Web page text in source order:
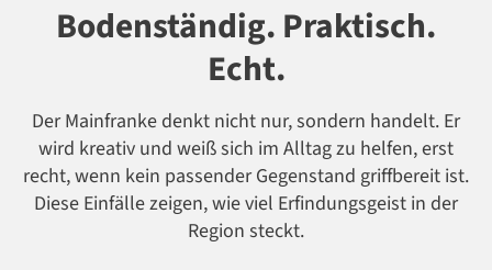
Bodenständig. Praktisch.
Echt.
Der Mainfranke denkt nicht nur, sondern handelt. Er
wird kreativ und weiß sich im Alltag zu helfen, erst
recht, wenn kein passender Gegenstand griffbereit ist.
Diese Einfälle zeigen, wie viel Erfindungsgeist in der
Region steckt.